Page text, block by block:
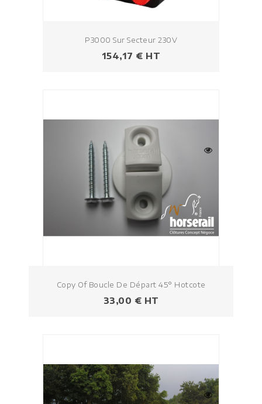
P3000 Sur Secteur 230V
Prezzo
154,17 € HT
Copy Of Boucle De Départ 45° Hotcote
Prezzo
33,00 € HT